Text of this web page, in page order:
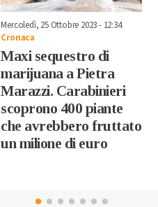
Mercoledì, 25 Ottobre 2023 - 12:34
Cronaca
Maxi sequestro di
marijuana a Pietra
Marazzi. Carabinieri
scoprono 400 piante
che avrebbero fruttato
un milione di euro